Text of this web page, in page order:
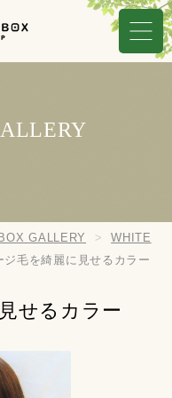
GALLERY
WHITE
ジ毛を綺麗に見せるカラー
せるカラー